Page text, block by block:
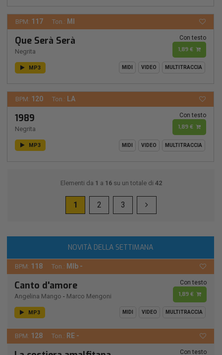
BPM: 117 Ton.: MI
Que Serà Serà
Negrita
Con testo
1,89 €
MP3 MIDI VIDEO MULTITRACCIA
BPM: 120 Ton.: LA
1989
Negrita
Con testo
1,89 €
MP3 MIDI VIDEO MULTITRACCIA
Elementi da 1 a 16su un totale di 42
1 2 3
NOVITÀ DELLA SETTIMANA
BPM: 118 Ton.: MIb -
Canto d'amore
Angelina Mango - Marco Mengoni
Con testo
1,89 €
MP3 MIDI VIDEO MULTITRACCIA
BPM: 128 Ton.: RE -
Con testo